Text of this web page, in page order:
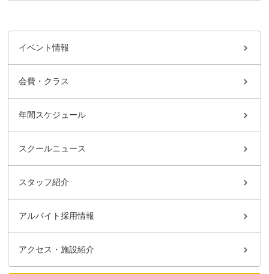
イベント情報
会費・クラス
年間スケジュール
スクールニュース
スタッフ紹介
アルバイト採用情報
アクセス・施設紹介